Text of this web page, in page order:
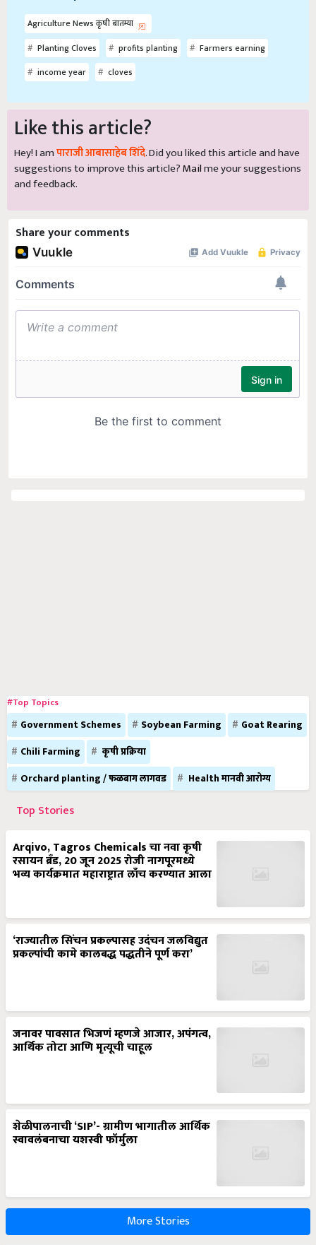
Agriculture News कृषी बातम्या
Planting Cloves
profits planting
Farmers earning
income year
cloves
Like this article?
Hey! I amपाराजी आबासाहेब शिंदे. Did you liked this article and have
suggestions to improve this article?Mailme your suggestions
and feedback.
Share your comments
#Top Topics
Government Schemes Soybean Farming
Goat Rearing
Chili Farming
कृषी प्रक्रिया
Orchard planting / फळबाग लागवड
Health मानवी आरोग्य
Top Stories
Arqivo, Tagros Chemicals चा नवा कृषी
रसायन ब्रँड, 20 जून 2025 रोजी नागपूरमध्ये
भव्य कार्यक्रमात महाराष्ट्रात लाँच करण्यात आला
‘राज्यातील सिंचन प्रकल्पासह उदंचन जलविद्युत
प्रकल्पांची कामे कालबद्ध पद्धतीने पूर्ण करा’
जनावर पावसात भिजणं म्हणजे आजार, अपंगत्व,
आर्थिक तोटा आणि मृत्यूची चाहूल
शेळीपालनाची ‘SIP’- ग्रामीण भागातील आर्थिक
स्वावलंबनाचा यशस्वी फॉर्मुला
More Stories